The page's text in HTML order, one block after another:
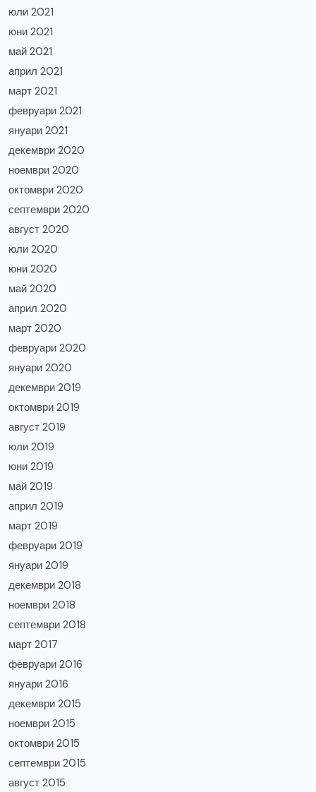
юли 2021
юни 2021
май 2021
април 2021
март 2021
февруари 2021
януари 2021
декември 2020
ноември 2020
октомври 2020
септември 2020
август 2020
юли 2020
юни 2020
май 2020
април 2020
март 2020
февруари 2020
януари 2020
декември 2019
октомври 2019
август 2019
юли 2019
юни 2019
май 2019
април 2019
март 2019
февруари 2019
януари 2019
декември 2018
ноември 2018
септември 2018
март 2017
февруари 2016
януари 2016
декември 2015
ноември 2015
октомври 2015
септември 2015
август 2015